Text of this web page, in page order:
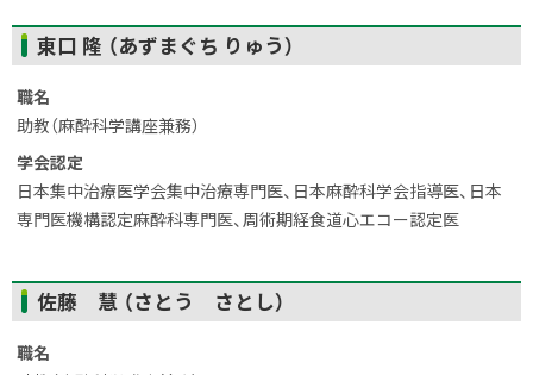
ト
ッ
プ
に
戻
る
東口 隆 （あずまぐち りゅう）
職名
助教（麻酔科学講座兼務）
学会認定
日本集中治療医学会集中治療専門医、日本麻酔科学会指導医、日本
専門医機構認定麻酔科専門医、周術期経食道心エコー認定医
ト
ッ
プ
佐藤 慧 （さとう さとし）
職名